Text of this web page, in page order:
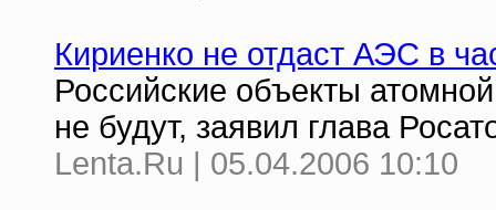
Кириенко не отдаст АЭС в
Российские объекты
не будут, заявил глава
Lenta.Ru | 05.04.2006 10:10